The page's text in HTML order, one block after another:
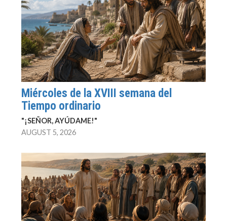
Miércoles de la XVIII semana del
Tiempo ordinario
"¡SEÑOR, AYÚDAME!"
AUGUST 5, 2026